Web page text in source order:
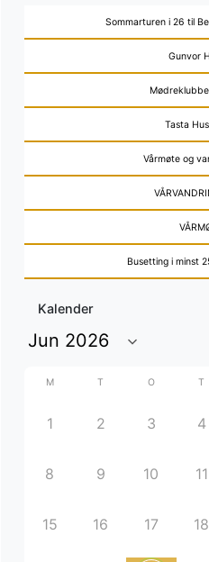
Sommarturen i 26 til
Gunvor
Tasta
Vårmøte og
Busetting i minst
Kalender
M T O T
1 2 3 4
8 9 10 11
15 16 17 18